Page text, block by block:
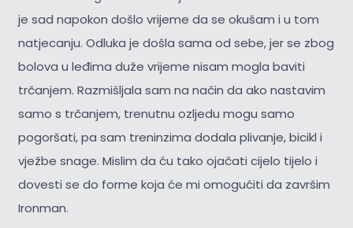
je sad napokon došlo vrijeme da se okušam i u tom
natjecanju. Odluka je došla sama od sebe, jer se zbog
bolova u leđima duže vrijeme nisam mogla baviti
trčanjem. Razmišljala sam na način da ako nastavim
samo s trčanjem, trenutnu ozljedu mogu samo
pogoršati, pa sam treninzima dodala plivanje, bicikl i
vježbe snage. Mislim da ću tako ojačati cijelo tijelo i
dovesti se do forme koja će mi omogućiti da završim
Ironman.